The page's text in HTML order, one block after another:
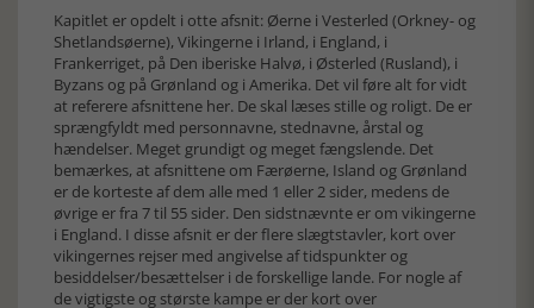
Kapitlet er opdelt i otte afsnit: Øerne i Vesterled (Orkney- og
Shetlandsøerne), Vikingerne i Irland, i England, i
Frankerriget, på Den iberiske Halvø, i Østerled (Rusland), i
Byzans og på Grønland og i Amerika. Det vil føre alt for vidt
at referere afsnittene her. De skal læses stille og roligt. De er
sprængfyldt med personnavne, stednavne, årstal og
hændelser. Meget grundigt og meget fængslende. Det
bemærkes, at afsnittene om Færøerne, Island og Grønland
er de korteste af dem alle med 1 eller 2 sider, medens de
øvrige er fra 7 til 55 sider. Den sidstnævnte er om vikingerne
i England. I disse afsnit er der flere slægtstavler, kort over
vikingernes rejser med angivelse af tidspunkter og
besiddelser/besættelser i de forskellige lande. For nogle af
de vigtigste og største kampe er der kort over